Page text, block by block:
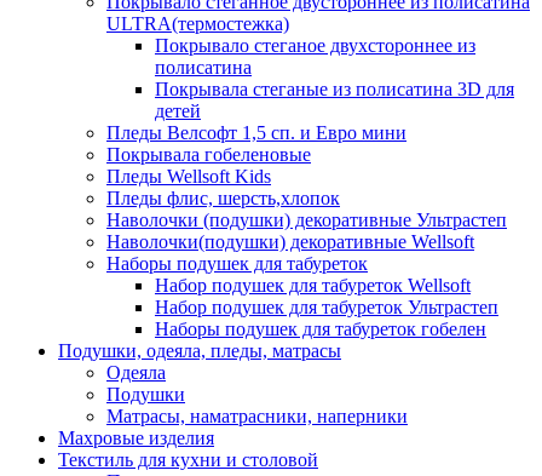
ULTRA(термостежка)
Покрывало стеганое двухстороннее из
полисатина
Покрывала стеганые из полисатина 3D для
детей
Пледы Велсофт 1,5 сп. и Евро мини
Покрывала гобеленовые
Пледы Wellsoft Kids
Пледы флис, шерсть,хлопок
Наволочки (подушки) декоративные Ультрастеп
Наволочки(подушки) декоративные Wellsoft
Наборы подушек для табуреток
Набор подушек для табуреток Wellsoft
Набор подушек для табуреток Ультрастеп
Наборы подушек для табуреток гобелен
Подушки, одеяла, пледы, матрасы
Одеяла
Подушки
Матрасы, наматрасники, наперники
Махровые изделия
Текстиль для кухни и столовой